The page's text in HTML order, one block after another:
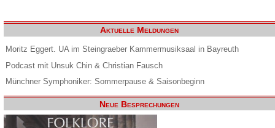
Aktuelle Meldungen
Moritz Eggert. UA im Steingraeber Kammermusiksaal in Bayreuth
Podcast mit Unsuk Chin & Christian Fausch
Münchner Symphoniker: Sommerpause & Saisonbeginn
Neue Besprechungen